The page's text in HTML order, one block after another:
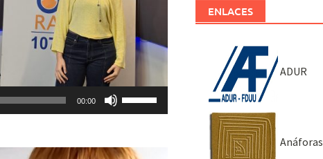
disminuir
volumen.
00:00
ENLACES
ADUR
Anáforas